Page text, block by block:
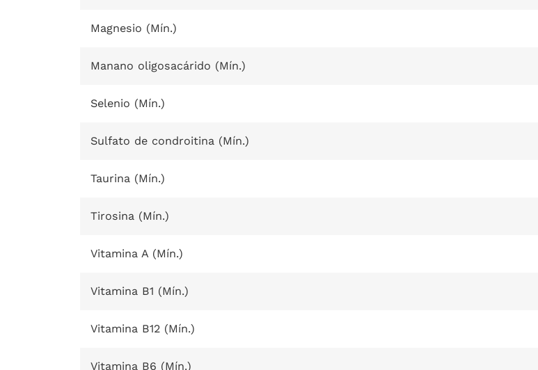
Magnesio (Mín.)
Manano oligosacárido (Mín.)
Selenio (Mín.)
Sulfato de condroitina (Mín.)
Taurina (Mín.)
Tirosina (Mín.)
Vitamina A (Mín.)
Vitamina B1 (Mín.)
Vitamina B12 (Mín.)
Vitamina B6 (Mín.)